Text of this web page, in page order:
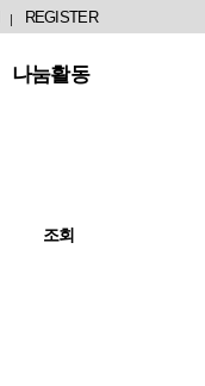
REGISTER
나눔활동
조회